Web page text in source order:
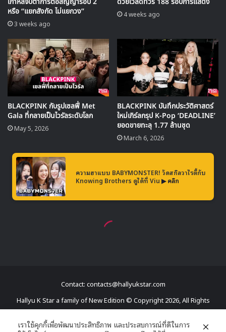
จากการเปิดตัวก่อนหน้านี้ทาง SM Entertainment ได้ให้
ข้อมูลเกี่ยวกับเธอไว้ว่าเธอเป็นสมาชิกวง aespa ที่มีความ
สามารถโดเด่นด้านการแร็ป และยังมีความสามารถด้านภาษา ที่
สามารถสื่อสารได้ทั้งภาษาญี่ปุ่น เกาหลี และอังกฤษ
WINTER & æ-WINTER
Contact: contacts@hallyukstar.com
Hallyu K Star a family of New Edition © Copyright 2026, All Rights
เราใช้คุกกี้เพื่อพัฒนาประสิทธิภาพ และประสบการณ์ที่ดีในการ